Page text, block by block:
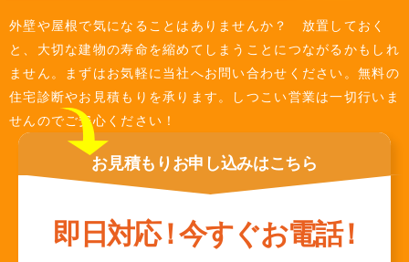
外壁や屋根で気になることはありませんか？ 放置しておく
と、大切な建物の寿命を縮めてしまうことにつながるかもしれ
ません。まずはお気軽に当社へお問い合わせください。無料の
住宅診断やお見積もりを承ります。しつこい営業は一切行いま
せんのでご安心ください！
お見積もり お申し込みはこちら
即日対応！今すぐお電話！